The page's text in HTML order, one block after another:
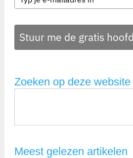
Stuur me de gratis
Zoeken op deze website
Meest gelezen artikelen